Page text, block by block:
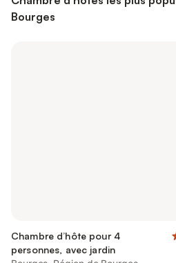
Bourges
Chambre d’hôte pour 4
personnes, avec jardin